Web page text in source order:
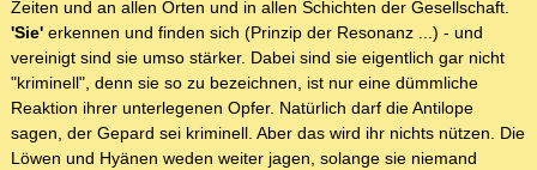
Zeiten und an allen Orten und in allen Schichten der Gesellschaft.
'Sie' erkennen und finden sich (Prinzip der Resonanz ...) - und
vereinigt sind sie umso stärker. Dabei sind sie eigentlich gar nicht
"kriminell", denn sie so zu bezeichnen, ist nur eine dümmliche
Reaktion ihrer unterlegenen Opfer. Natürlich darf die Antilope
sagen, der Gepard sei kriminell. Aber das wird ihr nichts nützen. Die
Löwen und Hyänen weden weiter jagen, solange sie niemand